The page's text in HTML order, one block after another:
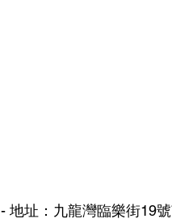
- 地址：九龍灣臨樂街19